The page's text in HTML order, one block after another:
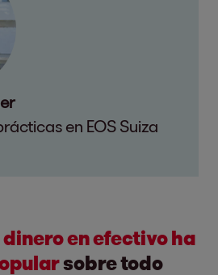
en EOS Suiza
dinero en efectivo ha
sobre todo